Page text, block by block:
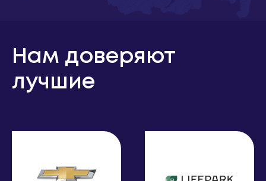
Нам доверяют
лучшие